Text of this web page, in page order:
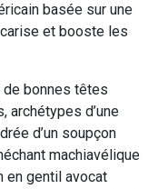
basée sur une
et booste les
de bonnes têtes
archétypes d’une
d’un soupçon
machiavélique
en gentil avocat